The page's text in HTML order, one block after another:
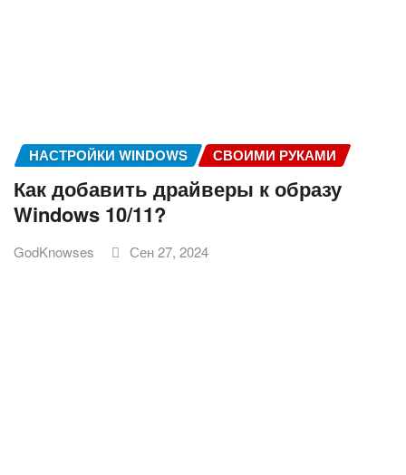
НАСТРОЙКИ WINDOWS СВОИМИ РУКАМИ
Как добавить драйверы к образу
Windows 10/11?
GodKnowses Сен 27, 2024